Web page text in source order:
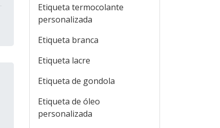
Etiqueta termocolante
personalizada
Etiqueta branca
Etiqueta lacre
Etiqueta de gondola
Etiqueta de óleo
personalizada